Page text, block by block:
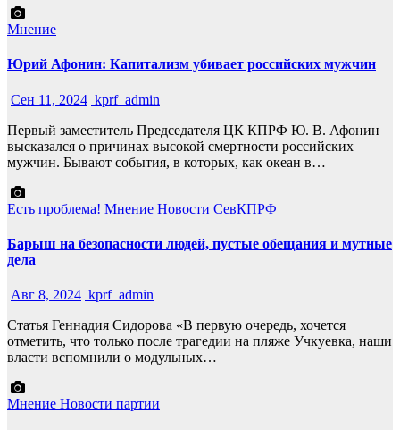
Мнение
Юрий Афонин: Капитализм убивает российских мужчин
Сен 11, 2024 kprf_admin
Первый заместитель Председателя ЦК КПРФ Ю. В. Афонин
высказался о причинах высокой смертности российских
мужчин. Бывают события, в которых, как океан в…
Есть проблема! Мнение Новости СевКПРФ
Барыш на безопасности людей, пустые обещания и мутные
дела
Авг 8, 2024 kprf_admin
Статья Геннадия Сидорова «В первую очередь, хочется
отметить, что только после трагедии на пляже Учкуевка, наши
власти вспомнили о модульных…
Мнение Новости партии